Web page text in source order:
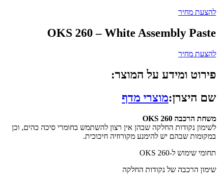
להצעת מחיר
OKS 260 – White Assembly Paste
להצעת מחיר
פירוט ומידע על המוצר:
שם היצרן:מוצרי מדף
משחת הרכבה OKS 260
לשימון נקודות החלקה שבהן אין רצון להשתמש בחומרי סיכה כהים, וכן
במקומות שבהם יש להימנע מקורוזיה חיכוכית.
תחומי שימוש ל-OKS 260
שימון הרכבה של נקודות החלקה